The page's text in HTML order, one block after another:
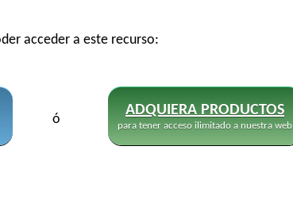
acceder a este recurso:
ó
ADQUIERA PRODUCTOS
para tener acceso ilimitado a nuestra web